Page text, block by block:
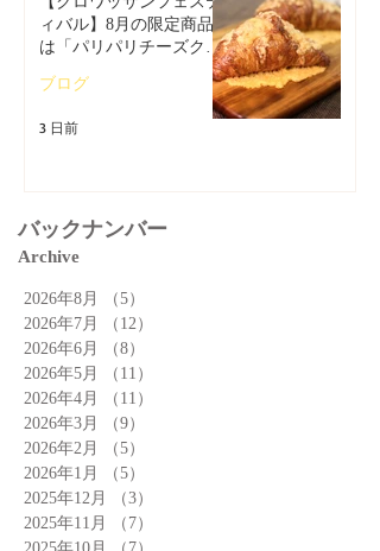
ィバル】8月の限定商品
は「パリパリチーズクロ
ブログ
3 日前
バックナンバー
Archive
2026年8月 （5）
2026年7月
（12）
2026年6月
（8）
2026年5月
（11）
2026年4月
（11）
2026年3月
（9）
2026年2月
（5）
2026年1月
（5）
2025年12月
（3）
2025年11月
（7）